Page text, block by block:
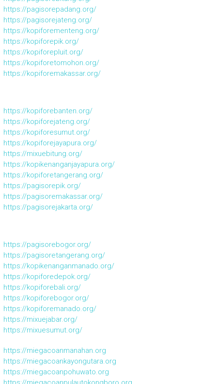
https://pagisorepadang.org/
https://pagisorejateng.org/
https://kopiforementeng.org/
https://kopiforepik.org/
https://kopiforepluit.org/
https://kopiforetomohon.org/
https://kopiforemakassar.org/
https://kopiforebanten.org/
https://kopiforejateng.org/
https://kopiforesumut.org/
https://kopiforejayapura.org/
https://mixuebitung.org/
https://kopikenanganjayapura.org/
https://kopiforetangerang.org/
https://pagisorepik.org/
https://pagisoremakassar.org/
https://pagisorejakarta.org/
https://pagisorebogor.org/
https://pagisoretangerang.org/
https://kopikenanganmanado.org/
https://kopiforedepok.org/
https://kopiforebali.org/
https://kopiforebogor.org/
https://kopiforemanado.org/
https://mixuejabar.org/
https://mixuesumut.org/
https://miegacoanmanahan.org
https://miegacoankayongutara.org
https://miegacoanpohuwato.org